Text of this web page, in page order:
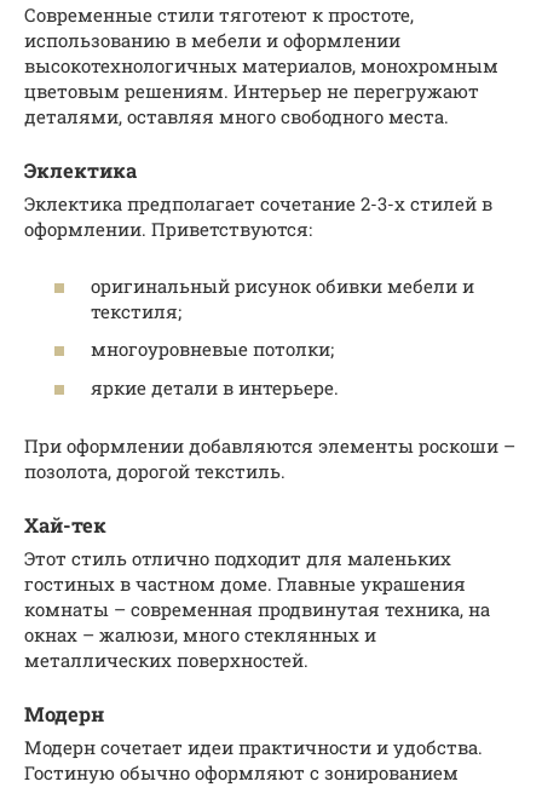
Современные стили тяготеют к простоте,
использованию в мебели и оформлении
высокотехнологичных материалов, монохромным
цветовым решениям. Интерьер не перегружают
деталями, оставляя много свободного места.
Эклектика
Эклектика предполагает сочетание 2-3-х стилей в
оформлении. Приветствуются:
оригинальный рисунок обивки мебели и
текстиля;
многоуровневые потолки;
яркие детали в интерьере.
При оформлении добавляются элементы роскоши –
позолота, дорогой текстиль.
Хай-тек
Этот стиль отлично подходит для маленьких
гостиных в частном доме. Главные украшения
комнаты – современная продвинутая техника, на
окнах – жалюзи, много стеклянных и
металлических поверхностей.
Модерн
Модерн сочетает идеи практичности и удобства.
Гостиную обычно оформляют с зонированием